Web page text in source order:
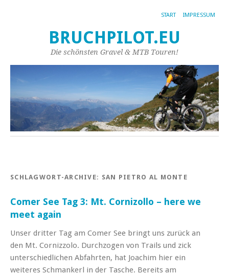
START IMPRESSUM
BRUCHPILOT.EU
Die schönsten Gravel & MTB Touren!
SCHLAGWORT-ARCHIVE: SAN PIETRO AL MONTE
Comer See Tag 3: Mt. Cornizollo – here we
meet again
Unser dritter Tag am Comer See bringt uns zurück an
den Mt. Cornizzolo. Durchzogen von Trails und zick
unterschiedlichen Abfahrten, hat Joachim hier ein
weiteres Schmankerl in der Tasche. Bereits am